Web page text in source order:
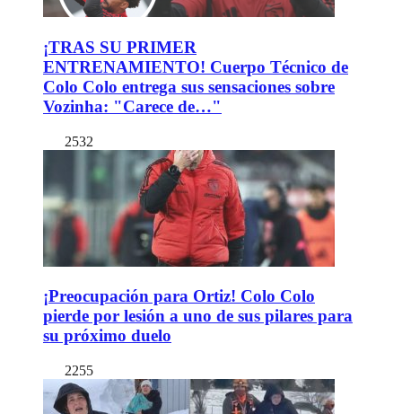
¡TRAS SU PRIMER
ENTRENAMIENTO! Cuerpo Técnico de
Colo Colo entrega sus sensaciones sobre
Vozinha: "Carece de…"
2532
¡Preocupación para Ortiz! Colo Colo
pierde por lesión a uno de sus pilares para
su próximo duelo
2255